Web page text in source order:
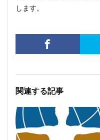
します。
関連する記事